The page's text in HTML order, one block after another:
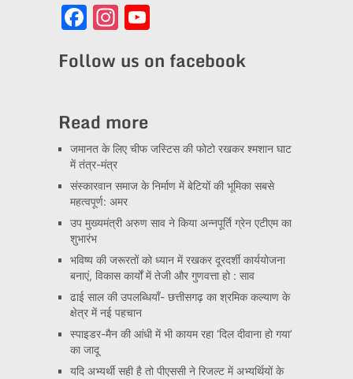
Facebook
Instagram
YouTube
Follow us on facebook
Read more
जमानत के लिए चीफ जस्टिस की फोटो रखकर श्मशान घाट
में तंत्र-मंत्र
संस्कारवान समाज के निर्माण में बेटियों की भूमिका सबसे
महत्वपूर्ण: अमर
उप मुख्यमंत्री अरुण साव ने किया अन्नपूर्ति ग्रेन एटीएम का
शुभारंभ
भविष्य की जरूरतों को ध्यान में रखकर दूरदर्शी कार्ययोजना
बनाएं, विकास कार्यों में तेजी और गुणवत्ता हो : साव
ढाई साल की उपलब्धियाँ- छत्तीसगढ़ का श्रमिक कल्याण के
क्षेत्र में नई पहचान
स्पाइडर-मैन की आंधी में भी कायम रहा ‘दिल दीवाना हो गया’
का जादू
यदि अभ्यर्थी सही है तो पीएससी ने रिजल्ट में अभ्यर्थियों के